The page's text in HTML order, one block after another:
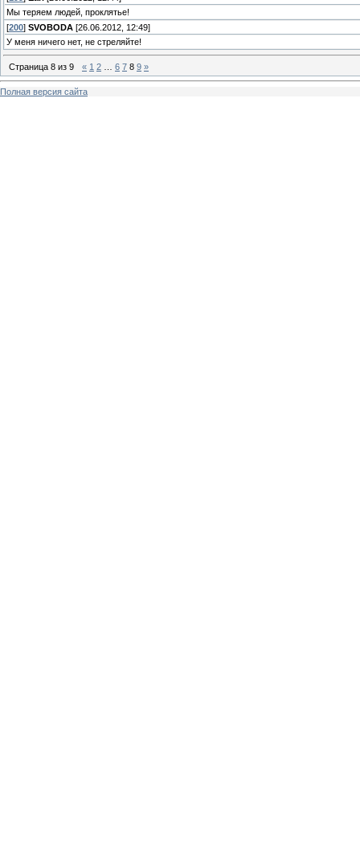
Мы теряем людей, проклятье!
[200] SVOBODA [26.06.2012, 12:49]
У меня ничего нет, не стреляйте!
Страница 8 из 9 « 1 2 6 7 8 9 »
Полная версия сайта